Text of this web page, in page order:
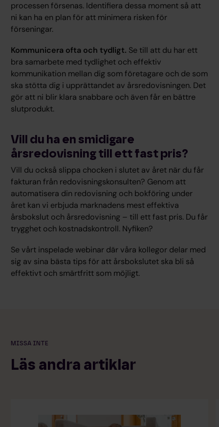
processen försenas. Identifiera dessa moment så att
ni kan ha en plan för att minimera risken för
förseningar.
Kommunicera ofta och tydligt. Se till att du har ett
bra samarbete med tydlighet och effektiv
kommunikation mellan dig som företagare och de som
ska stötta dig i upprättandet av årsredovisningen. Det
gör att ni blir klara snabbare och även får en bättre
slutprodukt.
Vill du ha en smidigare
årsredovisning till ett fast pris?
Vill du också slippa chocken i slutet av året när du får
fakturan från redovisningskonsulten? Genom att
automatisera din redovisning och bokföring under
året kan vi erbjuda marknadens mest effektiva
årsbokslut och årsredovisning – till ett fast pris. Du får
trygghet och kostnadskontroll. Nyfiken?
Se vårt inspelade webinar där våra kollegor delar med
sig av sina bästa tips för att årsbokslutet ska bli så
effektivt och smärtfritt som möjligt.
MISSA INTE
Läs andra artiklar